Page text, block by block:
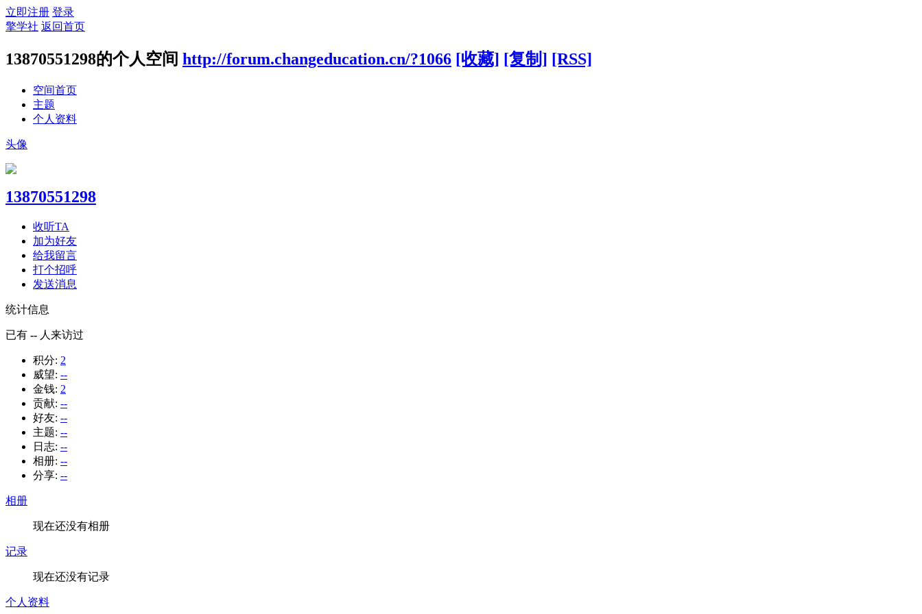
立即注册 登录
擎学社 返回首页
13870551298的个人空间 http://forum.changeducation.cn/?1066 [收藏] [复制] [RSS]
空间首页
主题
个人资料
头像
13870551298
收听TA
加为好友
给我留言
打个招呼
发送消息
统计信息
已有 -- 人来访过
积分: 2
威望: --
金钱: 2
贡献: --
好友: --
主题: --
日志: --
相册: --
分享: --
相册
现在还没有相册
记录
现在还没有记录
个人资料